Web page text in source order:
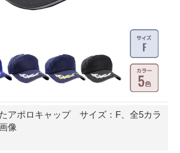
アポロキャップ サイズ：F、全5カラ
像